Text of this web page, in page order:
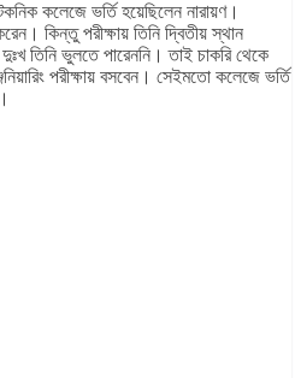
কলেজে ভর্তি হয়েছিলেন নারায়ণ।
কিন্তু পরীক্ষায় তিনি দ্বিতীয় স্থান
তিনি ভুলতে পারেননি। তাই চাকরি থেকে
পরীক্ষায় বসবেন। সেইমতো কলেজে ভর্তি